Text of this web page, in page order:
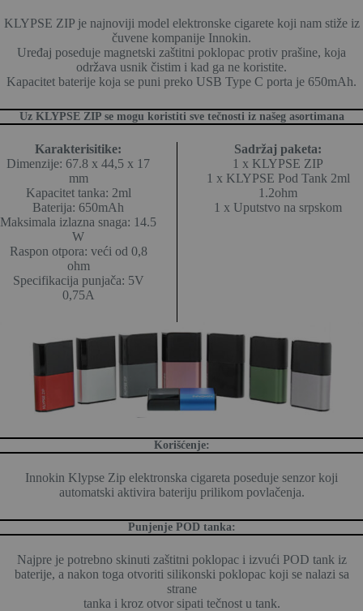
KLYPSE ZIP je najnoviji model elektronske cigarete koji nam stiže iz
čuvene kompanije Innokin.
Uređaj poseduje magnetski zaštitni poklopac protiv prašine, koja
održava usnik čistim i kad ga ne koristite.
Kapacitet baterije koja se puni preko USB Type C porta je 650mAh.
Uz KLYPSE ZIP se mogu koristiti sve tečnosti iz našeg asortimana
Karakterisitike:
Dimenzije: 67.8 x 44,5 x 17
mm
Kapacitet tanka: 2ml
Baterija: 650mAh
Maksimala izlazna snaga: 14.5
W
Raspon otpora: veći od 0,8
ohm
Specifikacija punjača: 5V
0,75A
Sadržaj paketa:
1 x KLYPSE ZIP
1 x KLYPSE Pod Tank 2ml
1.2ohm
1 x Uputstvo na srpskom
Korišćenje:
Innokin Klypse Zip elektronska cigareta poseduje senzor koji
automatski aktivira bateriju prilikom povlačenja.
Punjenje POD tanka:
Najpre je potrebno skinuti zaštitni poklopac i izvući POD tank iz
baterije, a nakon toga otvoriti silikonski poklopac koji se nalazi sa
strane
tanka i kroz otvor sipati tečnost u tank.